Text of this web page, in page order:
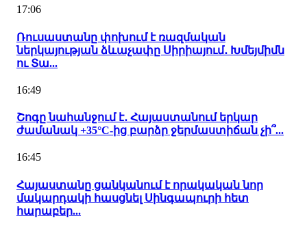
17:06
Ռուսաստանը փոխում է ռազմական
ներկայության ձևաչափը Սիրիայում․ Խմեյմիմն
ու Տա...
16:49
Շոգը նահանջում է․ Հայաստանում երկար
ժամանակ +35°C-ից բարձր ջերմաստիճան չի՞...
16:45
Հայաստանը ցանկանում է որակական նոր
մակարդակի հասցնել Սինգապուրի հետ
հարաբեր...